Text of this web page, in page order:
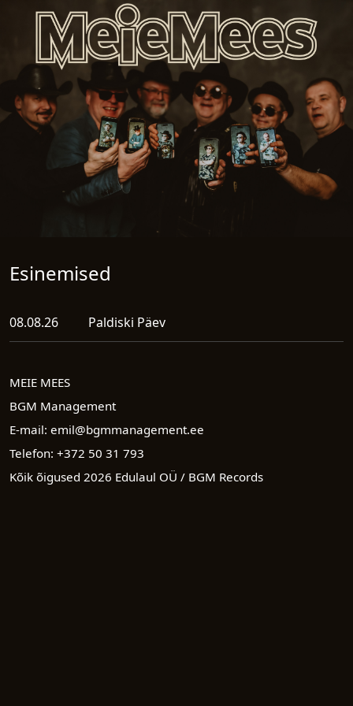
Esinemised
08.08.26 Paldiski Päev
MEIE MEES
BGM Management
E-mail: emil@bgmmanagement.ee
Telefon: +372 50 31 793
Kõik õigused 2026 Edulaul OÜ / BGM Records